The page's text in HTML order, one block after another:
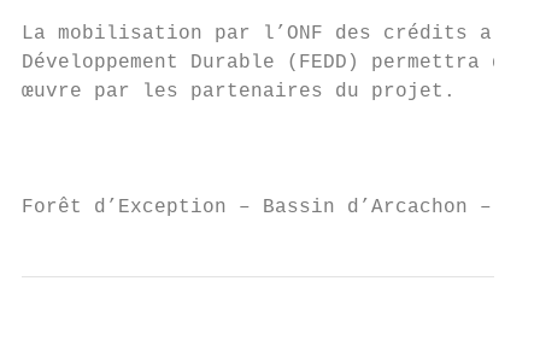
La mobilisation par l’ONF des crédits
Développement Durable (FEDD) permettra
œuvre par les partenaires du projet.
Forêt d’Exception – Bassin